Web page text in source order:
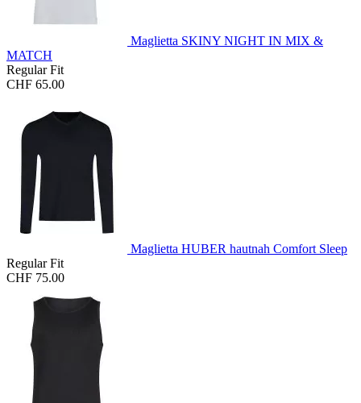
Maglietta SKINY NIGHT IN MIX &
MATCH
Regular Fit
CHF 65.00
Maglietta HUBER hautnah Comfort Sleep
Regular Fit
CHF 75.00